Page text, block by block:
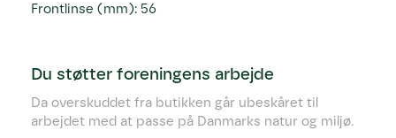
Frontlinse (mm): 56
Du støtter foreningens arbejde
Da overskuddet fra butikken går ubeskåret til
arbejdet med at passe på Danmarks natur og miljø.